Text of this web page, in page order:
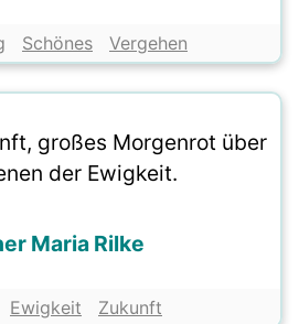
Schönes Vergehen
großes Morgenrot über
der Ewigkeit.
Maria Rilke
Ewigkeit Zukunft